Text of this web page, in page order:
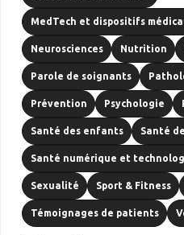
MedTech et dispositifs
Neurosciences Nutrition
Parole de soignants
Prévention Psychologie
Santé des enfants Santé
Santé numérique et
Sexualité Sport & Fitness
Témoignages de patients